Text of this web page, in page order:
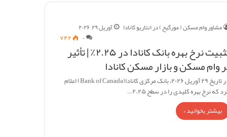
مشاور وام مسکن ( مورگیح ) در انتاریو کانادا
آوریل ۲۹, ۲۰۲۶
۰
۷۴۲
تثبیت نرخ بهره بانک کانادا در ۲.۲۵٪ | تأثیر
وام مسکن و بازار مسکن کانادا
در تاریخ ۲۹ آوریل ۲۰۲۶، بانک مرکزی کانادا(Bank of Canada) اعلام
که نرخ بهره کلیدی را در سطح ۲.۲۵…
بیشتر بخوانید »